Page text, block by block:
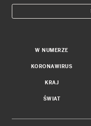
W NUMERZE
KORONAWIRUS
KRAJ
ŚWIAT